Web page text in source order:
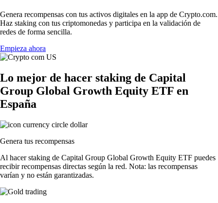
Genera recompensas con tus activos digitales en la app de Crypto.com.
Haz staking con tus criptomonedas y participa en la validación de
redes de forma sencilla.
Empieza ahora
Lo mejor de hacer staking de Capital
Group Global Growth Equity ETF en
España
Genera tus recompensas
Al hacer staking de Capital Group Global Growth Equity ETF puedes
recibir recompensas directas según la red. Nota: las recompensas
varían y no están garantizadas.